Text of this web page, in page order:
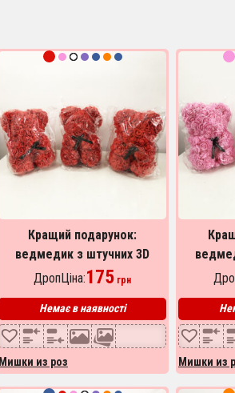
Кращий подарунок:
ведмедик з штучних 3D
троянд 25 см. Колір:
ДропЦіна:175 грн
Немає в наявності
Мишки из роз Мишки из